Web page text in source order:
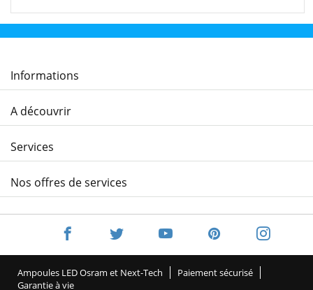
Informations
A découvrir
Services
Nos offres de services
Ampoules LED Osram et Next-Tech
Paiement sécurisé
Garantie à vie